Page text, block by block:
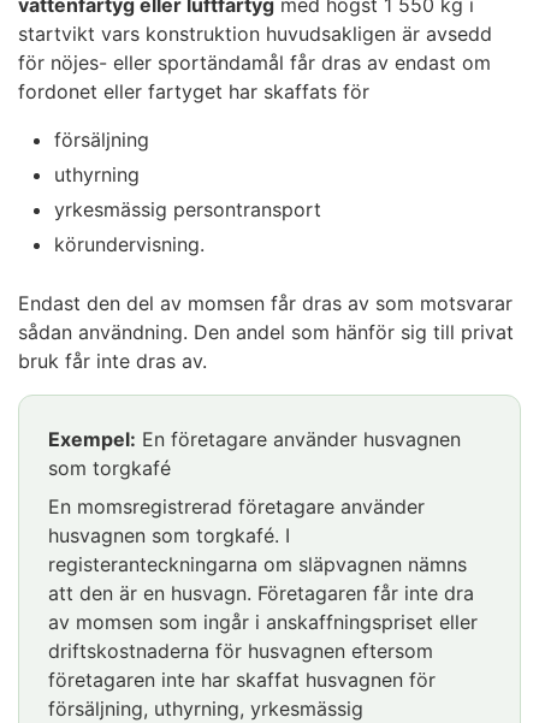
personbilen som hens företag äger enbart i den
avdragsberättigande rörelseverksamheten.
Företaget laddar bilen i sitt egnahemshus vars
elavtal är företagarens privata avtal.
Egnahemshuset är företagarens hem men
också företagets enda kontor.
Den el som går åt när elbilen laddas mäts med
visa vilken del av elen endast använts för att
ladda företagets bil kan hen dra av denna
andel av momsen som ingår i elräkningen för
fastigheten.
Arbetstagaren eller delägaren laddar bolagets
elbil och betalar själv för laddningen. Elbilen
används uteslutande i rörelseverksamhet som
berättigar till avdrag. Arbetstagaren eller
delägaren debiterar bolaget för de
laddningskostnader som hen betalat. Bolaget
får inte dra av den moms som ingår i den
ursprungliga fakturan eller det ursprungliga
kvittot som arbetstagaren eller delägaren fått.
vattenfartyg eller luftfartyg med högst 1 550 kg i
startvikt vars konstruktion huvudsakligen är avsedd
för nöjes- eller sportändamål får dras av endast om
fordonet eller fartyget har skaffats för
försäljning
uthyrning
yrkesmässig persontransport
körundervisning.
Endast den del av momsen får dras av som motsvarar
sådan användning. Den andel som hänför sig till privat
bruk får inte dras av.
Exempel: En företagare använder husvagnen
som torgkafé
En momsregistrerad företagare använder
husvagnen som torgkafé. I
registeranteckningarna om släpvagnen nämns
att den är en husvagn. Företagaren får inte dra
av momsen som ingår i anskaffningspriset eller
driftskostnaderna för husvagnen eftersom
företagaren inte har skaffat husvagnen för
försäljning, uthyrning, yrkesmässig